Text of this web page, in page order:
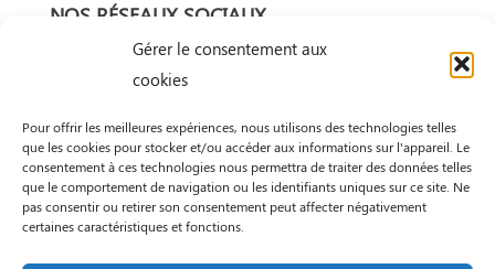
Gérer le consentement aux
cookies
Pour offrir les meilleures expériences, nous utilisons des technologies telles
que les cookies pour stocker et/ou accéder aux informations sur l'appareil. Le
consentement à ces technologies nous permettra de traiter des données telles
que le comportement de navigation ou les identifiants uniques sur ce site. Ne
pas consentir ou retirer son consentement peut affecter négativement
certaines caractéristiques et fonctions.
NOS RÉSEAUX SOCIAUX